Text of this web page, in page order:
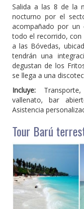
Salida a las 8 de la
nocturno por el
acompañado por un
todo el recorrido, con
a las Bóvedas,
tendrán una
degustan de los
se llega a una
Incluye:
vallenato, bar
Asistencia
Tour Barú